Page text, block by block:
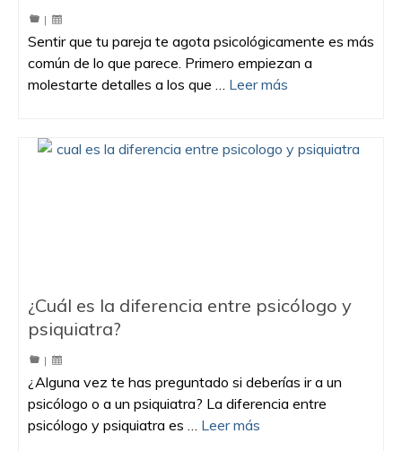
|
Sentir que tu pareja te agota psicológicamente es más
común de lo que parece. Primero empiezan a
molestarte detalles a los que … Leer más
¿Cuál es la diferencia entre psicólogo y
psiquiatra?
|
¿Alguna vez te has preguntado si deberías ir a un
psicólogo o a un psiquiatra? La diferencia entre
psicólogo y psiquiatra es … Leer más